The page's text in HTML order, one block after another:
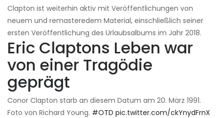
Clapton ist weiterhin aktiv mit Veröffentlichungen von
neuem und remasteredem Material, einschließlich seiner
ersten Veröffentlichung des Urlaubsalbums im Jahr 2018.
Eric Claptons Leben war
von einer Tragödie
geprägt
Conor Clapton starb an diesem Datum am 20. März 1991.
Foto von Richard Young. #OTD pic.twitter.com/ckYnydFrnX